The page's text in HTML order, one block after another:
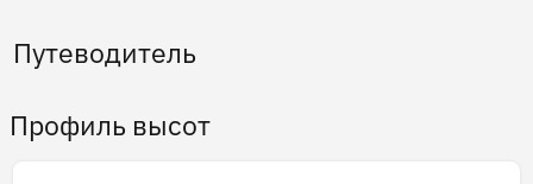
Путеводитель
Профиль высот